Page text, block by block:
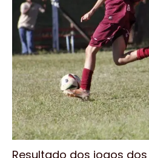
Resultado dos jogos